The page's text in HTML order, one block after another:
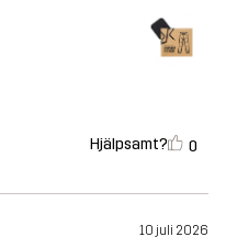
Hjälpsamt? 0
10 juli 2026